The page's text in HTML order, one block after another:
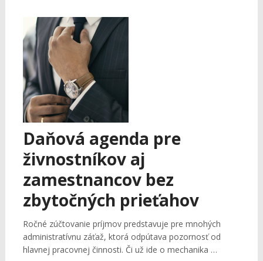
Daňová agenda pre
živnostníkov aj
zamestnancov bez
zbytočných prieťahov
Ročné zúčtovanie príjmov predstavuje pre mnohých
administratívnu záťaž, ktorá odpútava pozornosť od
hlavnej pracovnej činnosti. Či už ide o mechanika …